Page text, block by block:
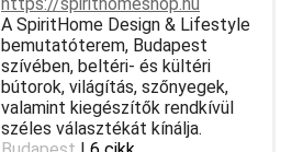
A SpiritHome Design & Lifestyle
bemutatóterem, Budapest
szívében, beltéri- és kültéri
bútorok, világítás, szőnyegek,
valamint kiegészítők rendkívül
széles választékát kínálja.